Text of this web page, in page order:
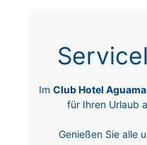
Im Club Hotel
für Ihren Urlaub
Genießen Sie alle